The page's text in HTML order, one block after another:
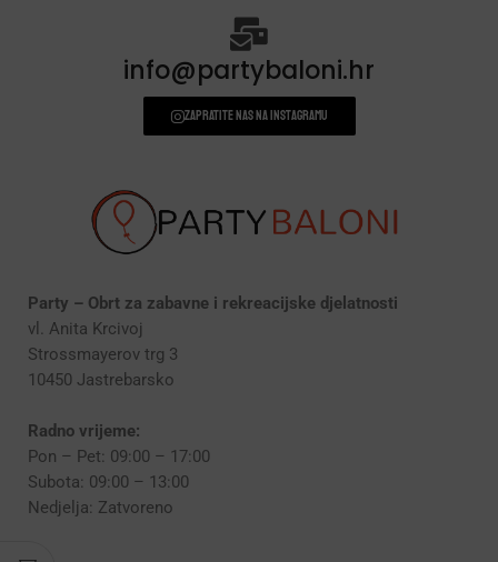
info@partybaloni.hr
Zapratite nas na instagramu
Party – Obrt za zabavne i rekreacijske djelatnosti
vl. Anita Krcivoj
Strossmayerov trg 3
10450 Jastrebarsko
Radno vrijeme:
Pon – Pet: 09:00 – 17:00
Subota: 09:00 – 13:00
Nedjelja: Zatvoreno